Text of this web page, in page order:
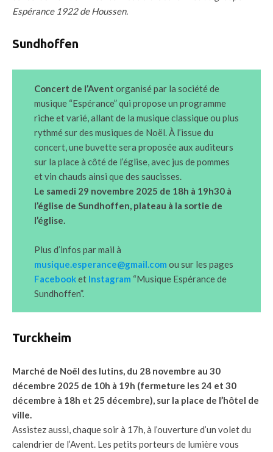
Espérance 1922 de Houssen.
Sundhoffen
Concert de l’Avent organisé par la société de
musique “Espérance” qui propose un programme
riche et varié, allant de la musique classique ou plus
rythmé sur des musiques de Noël. À l’issue du
concert, une buvette sera proposée aux auditeurs
sur la place à côté de l’église, avec jus de pommes
et vin chauds ainsi que des saucisses.
Le samedi 29 novembre 2025 de 18h à 19h30 à
l’église de Sundhoffen, plateau à la sortie de
l’église.
Plus d’infos par mail à
musique.esperance@gmail.com ou sur les pages
Facebooket Instagram “Musique Espérance de
Sundhoffen”.
Turckheim
Marché de Noël des lutins, du 28 novembre au 30
décembre 2025 de 10h à 19h (fermeture les 24 et 30
décembre à 18h et 25 décembre), sur la place de l’hôtel de
ville.
Assistez aussi, chaque soir à 17h, à l’ouverture d’un volet du
calendrier de l’Avent. Les petits porteurs de lumière vous